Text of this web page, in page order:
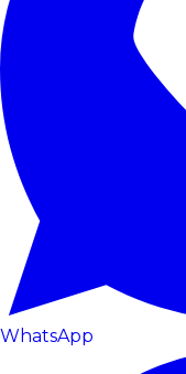
WhatsApp